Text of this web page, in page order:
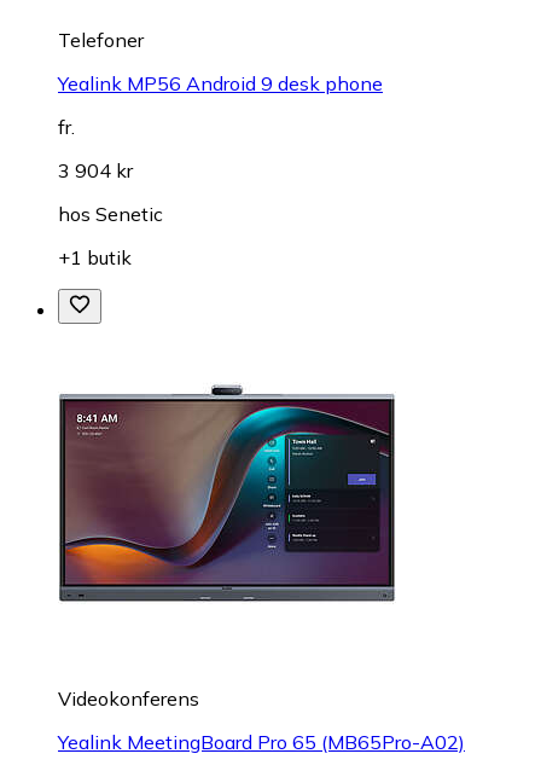
Telefoner
Yealink MP56 Android 9 desk phone
fr.
3 904 kr
hos Senetic
+1 butik
Videokonferens
Yealink MeetingBoard Pro 65 (MB65Pro-A02)